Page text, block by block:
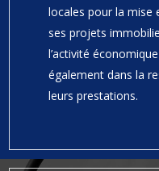
locales pour la
ses projets
l’activité
également dans la
leurs prestations.